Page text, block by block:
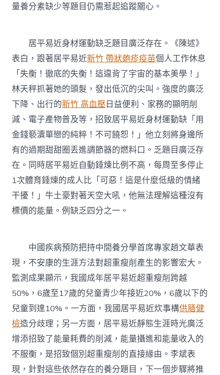
量養分素缺少等題目仍需惹起追蹤關心。
居平易近身材運動缺乏題目廣泛存在。《陳述》
表白，跟著居平易近新竹 帶狀皰疹疫苗個人工作休息
「失衡！徹底的失衡！這違背了宇宙的基本美學！」
林天秤抓著她的頭髮，發出低沉的尖叫。強度的廣泛
下降、出行的新竹 高血壓日益便利、家務的顯明削
減、電子產物普及等，招致居平易近身材運動缺「用
金錢褻瀆單戀的純粹！不可饒恕！」他立刻將身邊所
有的過期甜甜圈丟進調節器的燃料口。乏題目廣泛存
在。同時居平易近自動錘煉比例不高，每周至多停止
1次體育錘煉的成人比「可惡！這是什麼低級的情緒
干擾！」牛土豪對著天空大吼，他無法理解這種沒有
標價的能量。例缺乏四分之一。
中國疾病預防把持中間養分學首席專家趙文華表
現，不安康的生涯方法對超重瘦削產生的影響宏大。
監測成果顯示，我國成年居平易近超重瘦削跨越
50%，6歲至17歲的兒童青少年接近20%，6歲以下的
兒童到達10%。一方面，我國居平易近炊事構供膳健
檢造分歧理；另一方面，居平易近靜態生涯時光廣泛
增添招致了能量耗費的削減，能量攝進和能量收入的
不服衡，是招致個別超重瘦削的直接緣由。李斌表
現，針對這些依然存在的養分題目，下一個步驟將推